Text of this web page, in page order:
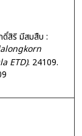
สิริ มีสมสืบ :
ETD). 24109.